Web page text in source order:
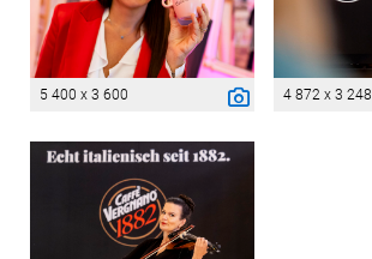
5 400 x 3 600 4 872 x 3 248